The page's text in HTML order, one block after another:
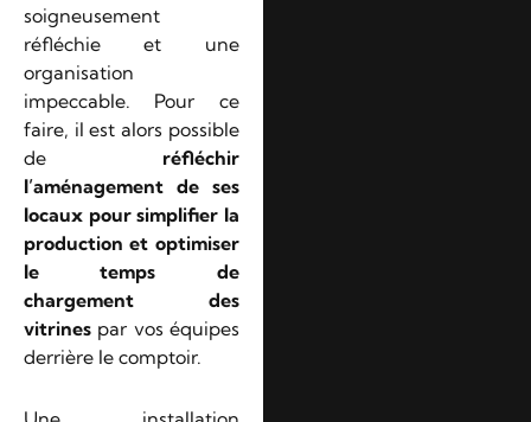
soigneusement
réfléchie et une
organisation
impeccable. Pour ce
faire, il est alors possible
de réfléchir
l’aménagement de ses
locaux pour simplifier la
production et optimiser
le temps de
chargement des
vitrines par vos équipes
derrière le comptoir.